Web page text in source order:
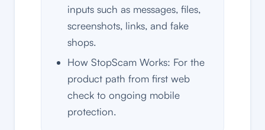
inputs such as messages, files,
screenshots, links, and fake
shops.
How StopScam Works: For the
product path from first web
check to ongoing mobile
protection.